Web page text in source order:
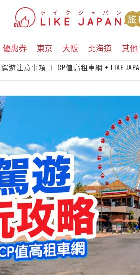
優惠券 東京 大阪 北海道 其他
遊注意事項 ＋ CP值高租車網 + LIKE